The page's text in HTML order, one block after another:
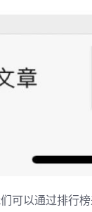
可以通过排行